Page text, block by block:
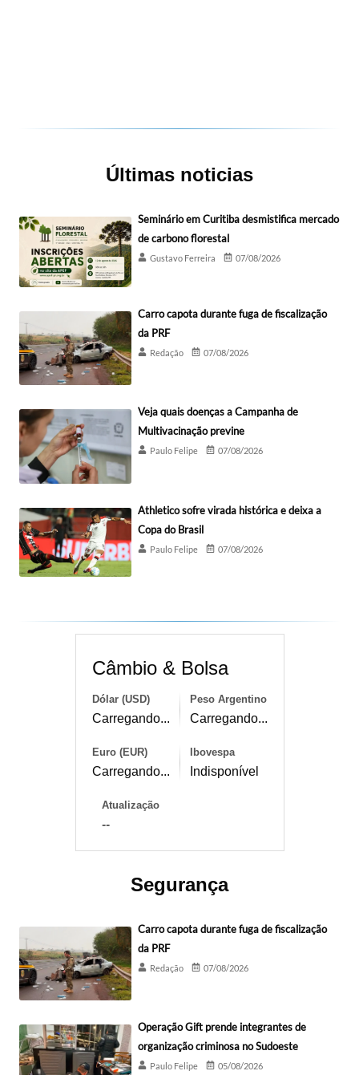
Últimas noticias
Seminário em Curitiba desmistifica mercado
de carbono florestal
Gustavo Ferreira 07/08/2026
Carro capota durante fuga de fiscalização
da PRF
Redação 07/08/2026
Veja quais doenças a Campanha de
Multivacinação previne
Paulo Felipe 07/08/2026
Athletico sofre virada histórica e deixa a
Copa do Brasil
Paulo Felipe 07/08/2026
Câmbio & Bolsa
Dólar (USD)
Carregando...
Peso Argentino
Carregando...
Euro (EUR)
Carregando...
Ibovespa
Indisponível
Atualização
--
Segurança
Carro capota durante fuga de fiscalização
da PRF
Redação 07/08/2026
Operação Gift prende integrantes de
organização criminosa no Sudoeste
Paulo Felipe 05/08/2026